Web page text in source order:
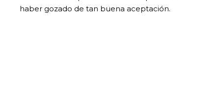
haber gozado de tan buena aceptación.